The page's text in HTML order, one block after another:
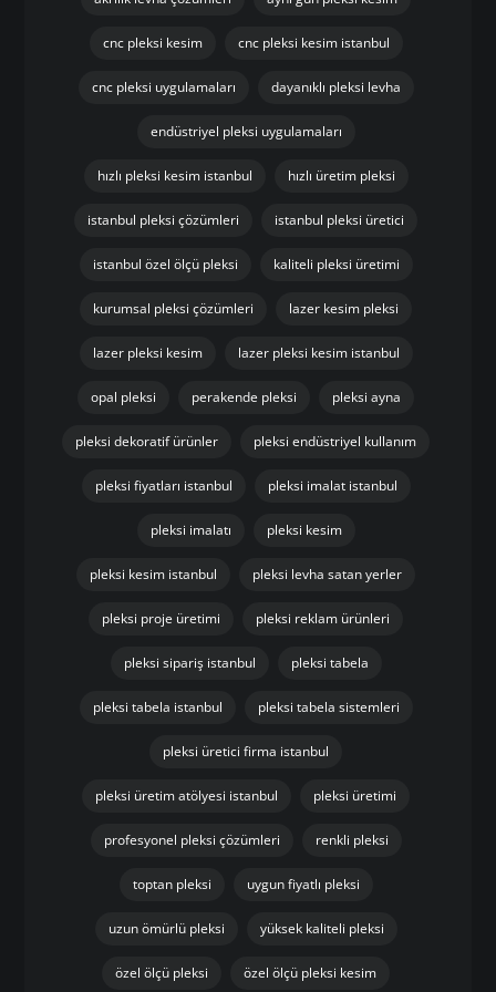
cnc pleksi kesim cnc pleksi kesim istanbul
cnc pleksi uygulamaları dayanıklı pleksi levha
endüstriyel pleksi uygulamaları
hızlı pleksi kesim istanbul hızlı üretim pleksi
istanbul pleksi çözümleri istanbul pleksi üretici
istanbul özel ölçü pleksi kaliteli pleksi üretimi
kurumsal pleksi çözümleri lazer kesim pleksi
lazer pleksi kesim lazer pleksi kesim istanbul
opal pleksi perakende pleksi pleksi ayna
pleksi dekoratif ürünler pleksi endüstriyel kullanım
pleksi fiyatları istanbul pleksi imalat istanbul
pleksi imalatı pleksi kesim
pleksi kesim istanbul pleksi levha satan yerler
pleksi proje üretimi pleksi reklam ürünleri
pleksi sipariş istanbul pleksi tabela
pleksi tabela istanbul pleksi tabela sistemleri
pleksi üretici firma istanbul
pleksi üretim atölyesi istanbul pleksi üretimi
profesyonel pleksi çözümleri renkli pleksi
toptan pleksi uygun fiyatlı pleksi
uzun ömürlü pleksi yüksek kaliteli pleksi
özel ölçü pleksi özel ölçü pleksi kesim